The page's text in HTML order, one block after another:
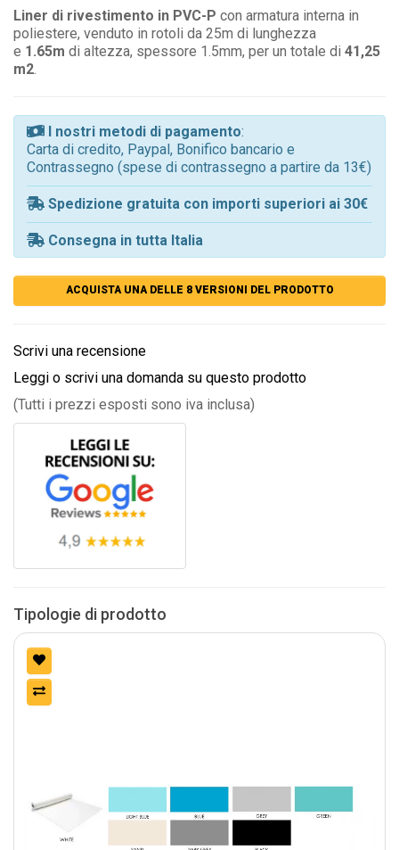
Liner di rivestimento in PVC-P con armatura interna in
poliestere, venduto in rotoli da 25m di lunghezza
e 1.65m di altezza, spessore 1.5mm, per un totale di 41,25
m2
I nostri metodi di pagamento:
Carta di credito, Paypal, Bonifico bancario e
Contrassegno (spese di contrassegno a partire da 13€)
Spedizione gratuita con importi superiori ai 30€
Consegna in tutta Italia
ACQUISTA UNA DELLE 8 VERSIONI DEL PRODOTTO
Scrivi una recensione
Leggi o scrivi una domanda su questo prodotto
(Tutti i prezzi esposti sono iva inclusa)
Tipologie di prodotto